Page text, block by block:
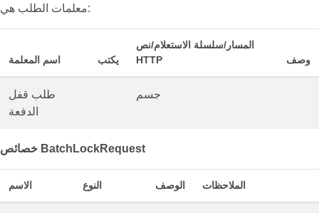
معلمات الطلب هي:
اسم المعلمة يكتب
المسار/سلسلة الاستعلام/نص
HTTP
وصف
طلب قفل
الدفعة
جسم
خصائص BatchLockRequest
الاسم النوع الوصف الملاحظات